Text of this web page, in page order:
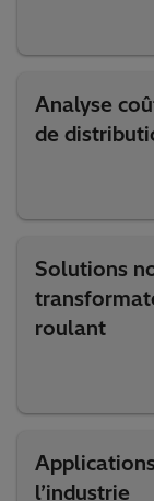
Analyse
de
Solutions
roulant
l’industrie